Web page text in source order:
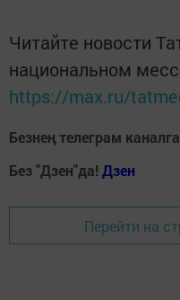
Читайте новости
национальном
https://max.ru/
Безнең телеграм
Без "Дзен"да! Дзен
Перейти на